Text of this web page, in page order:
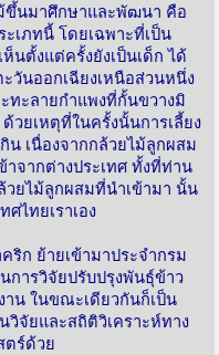
นมาศึกษาและพัฒนา คือ
เภทนี้ โดยเฉพาะที่เป็น
นตั้งแต่ครั้งยังเป็นเด็ก ได้
วันออกเฉียงเหนือส่วนหนึ่ง
ทะลายกำแพงที่กั้นขวางมิ
วยเหตุที่ในครั้งนั้นการเลี้ยง
น เนื่องจากกล้วยไม้ลูกผสม
จากต่างประเทศ ทั้งที่ท่าน
วยไม้ลูกผสมที่นำเข้ามา นั้น
ไทยเราเอง
ก ย้ายเข้ามาประจำกรม
การวิจัยปรับปรุงพันธุ์ข้าว
น ในขณะเดียวกันก็เป็น
วิจัยและสถิติวิเคราะห์ทาง
ตร์ด้วย